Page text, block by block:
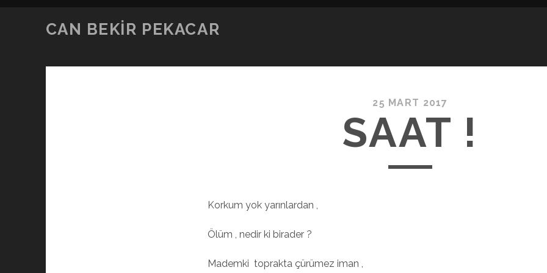
CAN BEKIR PEKACAR
25 MART 2017
SAAT !
Korkum yok yarınlardan ,
Ölüm , nedir ki birader ?
Mademki toprakta çürümez iman ,